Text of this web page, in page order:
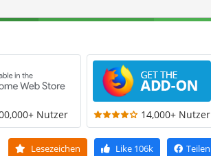
Nutzer 14,000+ Nutzer
Lesezeichen Like106k Teilen